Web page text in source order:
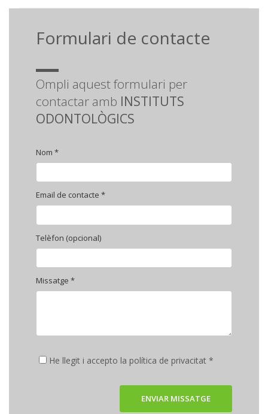
Formulari de contacte
Ompli aquest formulari per
contactar amb INSTITUTS
ODONTOLÒGICS
Nom *
Email de contacte *
Telèfon (opcional)
Missatge *
He llegit i accepto la política de privacitat *
ENVIAR MISSATGE